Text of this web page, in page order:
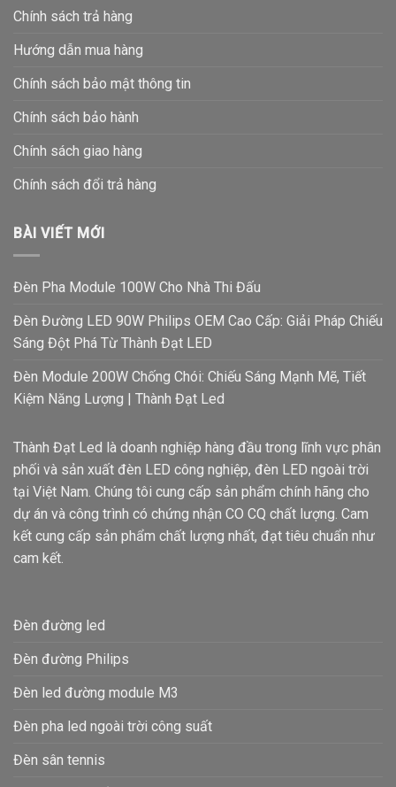
Chính sách trả hàng
Hướng dẫn mua hàng
Chính sách bảo mật thông tin
Chính sách bảo hành
Chính sách giao hàng
Chính sách đổi trả hàng
BÀI VIẾT MỚI
Đèn Pha Module 100W Cho Nhà Thi Đấu
Đèn Đường LED 90W Philips OEM Cao Cấp: Giải Pháp Chiếu
Sáng Đột Phá Từ Thành Đạt LED
Đèn Module 200W Chống Chói: Chiếu Sáng Mạnh Mẽ, Tiết
Kiệm Năng Lượng | Thành Đạt Led
Thành Đạt Led là doanh nghiệp hàng đầu trong lĩnh vực phân
phối và sản xuất đèn LED công nghiệp, đèn LED ngoài trời
tại Việt Nam. Chúng tôi cung cấp sản phẩm chính hãng cho
dự án và công trình có chứng nhận CO CQ chất lượng. Cam
kết cung cấp sản phẩm chất lượng nhất, đạt tiêu chuẩn như
cam kết.
Đèn đường led
Đèn đường Philips
Đèn led đường module M3
Đèn pha led ngoài trời công suất
Đèn sân tennis